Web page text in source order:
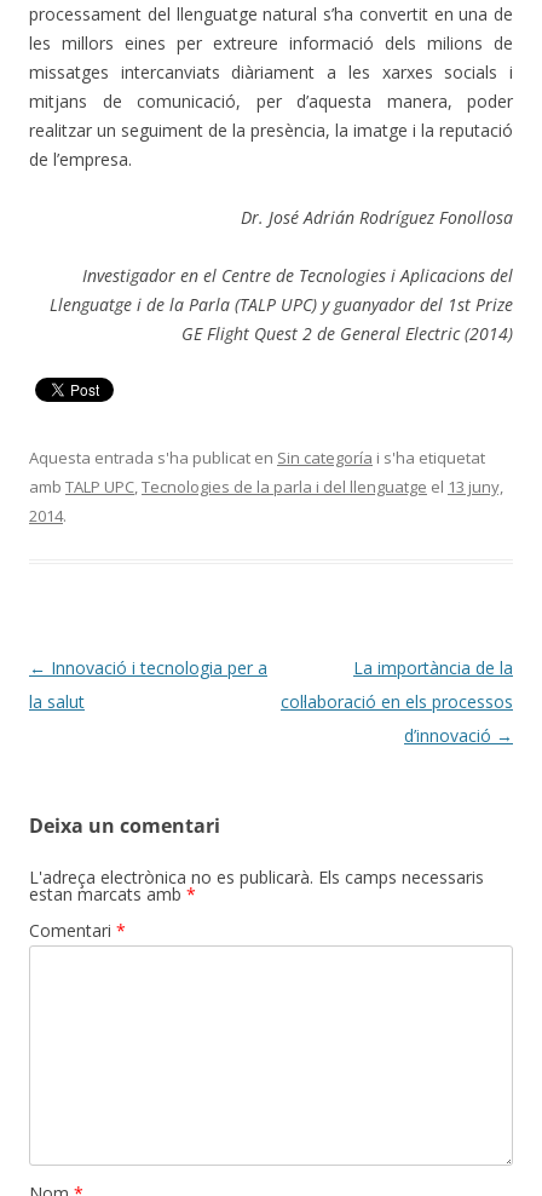
processament del llenguatge natural s’ha convertit en una de
les millors eines per extreure informació dels milions de
missatges intercanviats diàriament a les xarxes socials i
mitjans de comunicació, per d’aquesta manera, poder
realitzar un seguiment de la presència, la imatge i la reputació
de l’empresa.
Dr. José Adrián Rodríguez Fonollosa
Investigador en el Centre de Tecnologies i Aplicacions del
Llenguatge i de la Parla (TALP UPC) y guanyador del 1st Prize
GE Flight Quest 2 de General Electric (2014)
Aquesta entrada s'ha publicat en Sin categoría i s'ha etiquetat
amb TALP UPC,Tecnologies de la parla i del llenguatge el 13 juny,
2014.
Navegació
per
← Innovació i tecnologia per a
la salut
La importància de la
col·laboració en els processos
d’innovació →
Deixa un comentari
L'adreça electrònica no es publicarà. Els camps necessaris
estan marcats amb *
Comentari *